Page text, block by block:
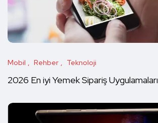
Mobil Rehber Teknoloji
2026 En iyi Yemek Sipariş Uygulamaları